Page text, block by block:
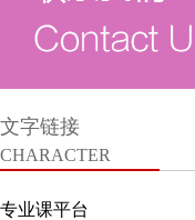
文字链接
CHARACTER
专业课平台